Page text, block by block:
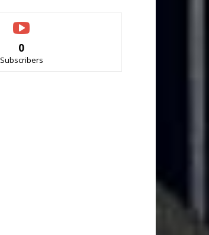
0
Subscribers